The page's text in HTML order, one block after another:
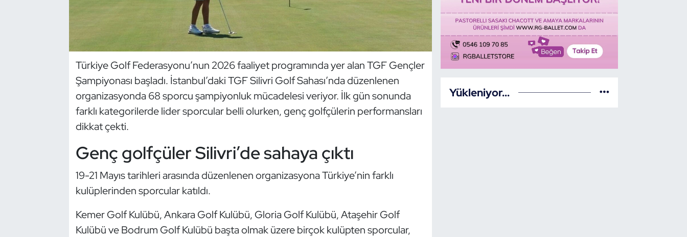
Türkiye Golf Federasyonu’nun 2026 faaliyet programında yer alan TGF Gençler
Şampiyonası başladı. İstanbul’daki TGF Silivri Golf Sahası’nda düzenlenen
organizasyonda 68 sporcu şampiyonluk mücadelesi veriyor. İlk gün sonunda
farklı kategorilerde lider sporcular belli olurken, genç golfçülerin performansları
dikkat çekti.
Genç golfçüler Silivri’de sahaya çıktı
19-21 Mayıs tarihleri arasında düzenlenen organizasyona Türkiye’nin farklı
kulüplerinden sporcular katıldı.
Kemer Golf Kulübü, Ankara Golf Kulübü, Gloria Golf Kulübü, Ataşehir Golf
Kulübü ve Bodrum Golf Kulübü başta olmak üzere birçok kulüpten sporcular,
Yükleniyor...
Dövüş Sanatı